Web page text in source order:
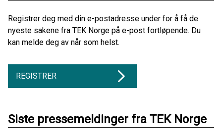
Registrer deg med din e-postadresse under for å få de
nyeste sakene fra TEK Norge på e-post fortløpende. Du
kan melde deg av når som helst.
REGISTRER
Siste pressemeldinger fra TEK Norge